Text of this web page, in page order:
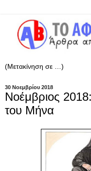
30 Νοεμβρίου 2018
Νοέμβριος
του Μήνα